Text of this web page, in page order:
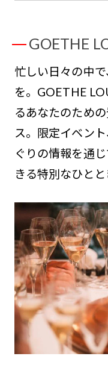
GOETHE
忙しい日々の中
を。GOETHE
るあなたのため
ス。限定イベン
ぐりの情報を通
きる特別なひとと